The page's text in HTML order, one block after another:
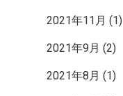
2021年11月 (1)
2021年9月 (2)
2021年8月 (1)